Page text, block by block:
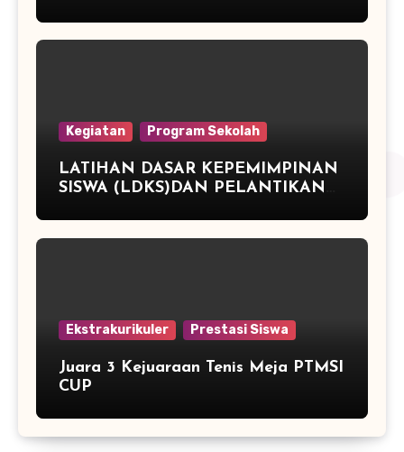
MEJA
Kegiatan Program Sekolah
LATIHAN DASAR KEPEMIMPINAN
SISWA (LDKS)DAN PELANTIKAN
2015/2016 SMP NEGERI 2
Ekstrakurikuler Prestasi Siswa
Juara 3 Kejuaraan Tenis Meja PTMSI
CUP